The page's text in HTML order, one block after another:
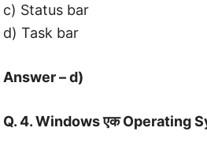
c) Status bar
d) Task bar
Answer – d)
Q. 4. Windows एक Operating